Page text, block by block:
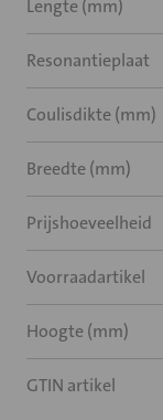
Lengte (mm)
Resonantieplaat
Coulisdikte (mm)
Breedte (mm)
Prijshoeveelheid
Voorraadartikel
Hoogte (mm)
GTIN artikel